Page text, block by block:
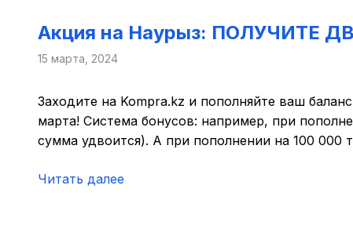
Акция на Наурыз: ПОЛУЧИТЕ
15 марта, 2024
Заходите на Kompra.kz и пополняйте ваш
марта! Система бонусов: например, при
сумма удвоится). А при пополнении на 100 000
Читать далее